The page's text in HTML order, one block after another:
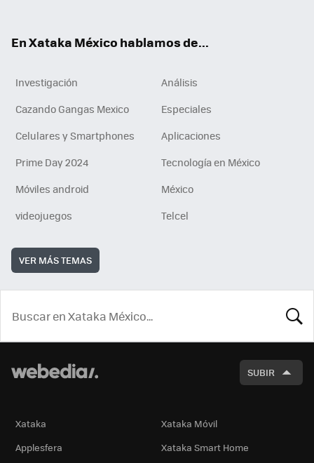
En Xataka México hablamos de...
Investigación
Análisis
Cazando Gangas Mexico
Especiales
Celulares y Smartphones
Aplicaciones
Prime Day 2024
Tecnología en México
Móviles android
México
videojuegos
Telcel
VER MÁS TEMAS
SUBIR
Xataka
Xataka Móvil
Applesfera
Xataka Smart Home